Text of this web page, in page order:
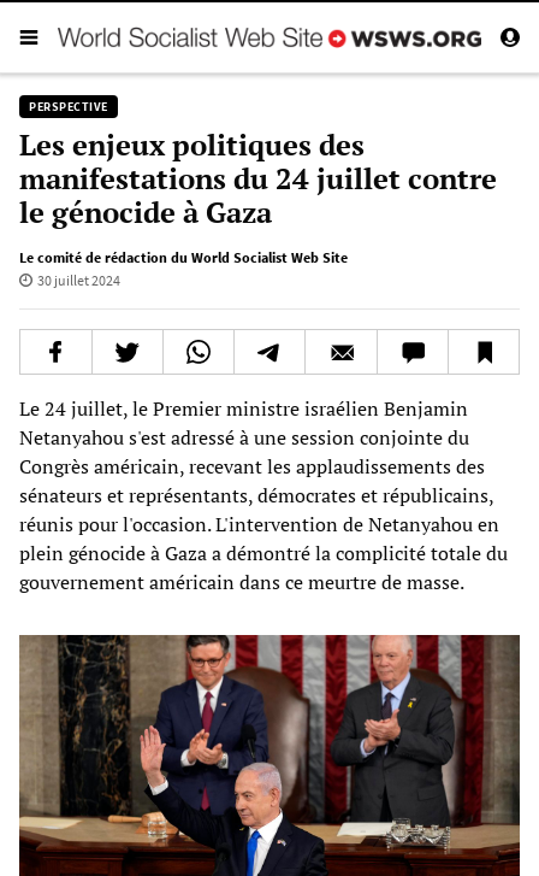
PERSPECTIVE
Les enjeux politiques des
manifestations du 24 juillet contre
le génocide à Gaza
Le comité de rédaction du World Socialist Web Site
30 juillet 2024
Le 24 juillet, le Premier ministre israélien Benjamin
Netanyahou s'est adressé à une session conjointe du
Congrès américain, recevant les applaudissements des
sénateurs et représentants, démocrates et républicains,
réunis pour l'occasion. L'intervention de Netanyahou en
plein génocide à Gaza a démontré la complicité totale du
gouvernement américain dans ce meurtre de masse.